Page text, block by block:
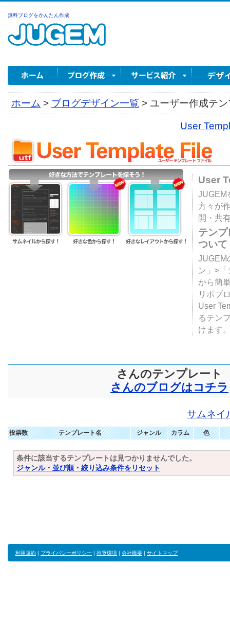
無料ブログをかんたん作成
ホーム > ブログデザイン一覧 > ユーザー作成テ
User
User
JUGEM
方々が
開・共
テン
ついて
JUGEM
ン」>
から簡
リポブ
User
るテン
けます
さんのテンプレート
さんのブログはコチラ
サムネイ
投票数 テンプレート名 ジャンル カラム 色
条件に該当するテンプレートは見つかりませんでした。
ジャンル・並び順・絞り込み条件をリセット
利用規約 | プライバシーポリシー | 推奨環境 | 会社概要 | サイトマップ